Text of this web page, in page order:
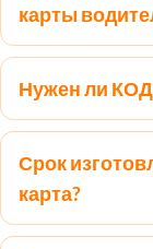
карты
Нужен ли
Срок
карта?